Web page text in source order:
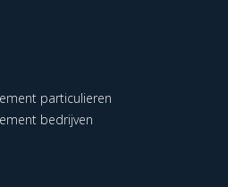
particulieren
bedrijven